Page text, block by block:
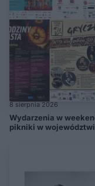
8 sierpnia 2026
Wydarzenia w
pikniki w